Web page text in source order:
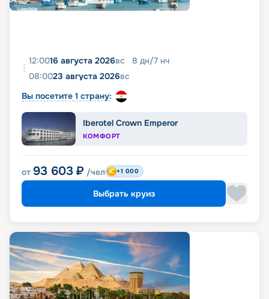
12:0016 августа 2026вс 8 дн/7 нч
08:0023 августа 2026вс
Вы посетите 1 страну:
Iberotel Crown Emperor
КОМФОРТ
от 93 603 ₽ /чел +1 000
Выбрать круиз